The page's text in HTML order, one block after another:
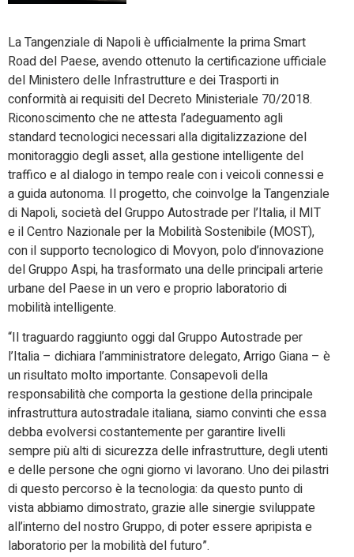
La Tangenziale di Napoli è ufficialmente la prima Smart
Road del Paese, avendo ottenuto la certificazione ufficiale
del Ministero delle Infrastrutture e dei Trasporti in
conformità ai requisiti del Decreto Ministeriale 70/2018.
Riconoscimento che ne attesta l’adeguamento agli
standard tecnologici necessari alla digitalizzazione del
monitoraggio degli asset, alla gestione intelligente del
traffico e al dialogo in tempo reale con i veicoli connessi e
a guida autonoma. Il progetto, che coinvolge la Tangenziale
di Napoli, società del Gruppo Autostrade per l’Italia, il MIT
e il Centro Nazionale per la Mobilità Sostenibile (MOST),
con il supporto tecnologico di Movyon, polo d’innovazione
del Gruppo Aspi, ha trasformato una delle principali arterie
urbane del Paese in un vero e proprio laboratorio di
mobilità intelligente.
“Il traguardo raggiunto oggi dal Gruppo Autostrade per
l’Italia – dichiara l’amministratore delegato, Arrigo Giana – è
un risultato molto importante. Consapevoli della
responsabilità che comporta la gestione della principale
infrastruttura autostradale italiana, siamo convinti che essa
debba evolversi costantemente per garantire livelli
sempre più alti di sicurezza delle infrastrutture, degli utenti
e delle persone che ogni giorno vi lavorano. Uno dei pilastri
di questo percorso è la tecnologia: da questo punto di
vista abbiamo dimostrato, grazie alle sinergie sviluppate
all’interno del nostro Gruppo, di poter essere apripista e
laboratorio per la mobilità del futuro”.